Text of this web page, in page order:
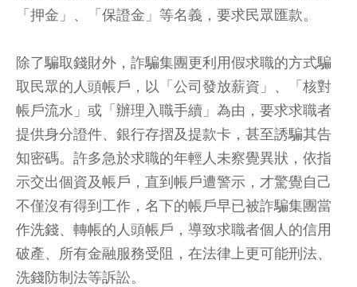
「押金」、「保證金」等名義，要求民眾匯款。
除了騙取錢財外，詐騙集團更利用假求職的方式騙
取民眾的人頭帳戶，以「公司發放薪資」、「核對
帳戶流水」或「辦理入職手續」為由，要求求職者
提供身分證件、銀行存摺及提款卡，甚至誘騙其告
知密碼。許多急於求職的年輕人未察覺異狀，依指
示交出個資及帳戶，直到帳戶遭警示，才驚覺自己
不僅沒有得到工作，名下的帳戶早已被詐騙集團當
作洗錢、轉帳的人頭帳戶，導致求職者個人的信用
破產、所有金融服務受阻，在法律上更可能刑法、
洗錢防制法等訴訟。